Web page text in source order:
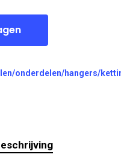
onderdelen/hangers/